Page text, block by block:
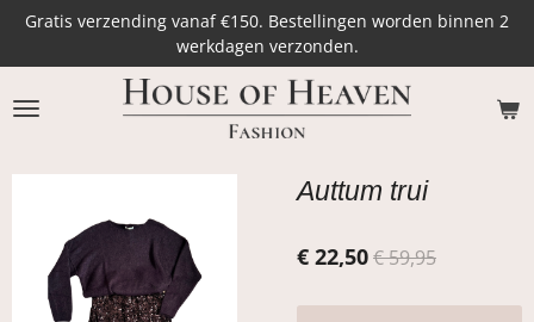
Ga
naar
de
hoofdinhoud
Gratis verzending vanaf €150. Bestellingen worden binnen 2
werkdagen verzonden.
Auttum trui
€ 22,50€ 59,95